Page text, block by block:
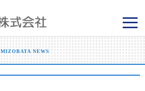
溝端化学株式会社
MIZOBATA NEWS